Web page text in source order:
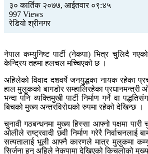
३० कार्तिक २०७७, आईतवार ०९:४५
997 Views
रेडियो श्रीनगर
नेपाल कम्युनिष्ट पार्टी (नेकपा) भित्र चुलिदै
केन्द्रिय तहमा हलचल मच्चिएको छ ।
अहिलेको विवाद दशवर्षे जनयुद्धका नायक रहेका
हाल मुलुकको बागडोर सम्हालिरहेका प्रधानमन्त्री
भन्दा पनि व्यक्तिमुखी पार्टी निर्माण गर्ने वा
बिचको मुख्य अन्तरविरोधको रुपमा रहेको देखिन्छ ।
चुनावी गठबन्धनमा मुख्य हिस्सा आफ्नो पक्षमा पारी
ओलीले राष्ट्रवादी छवी निर्माण गरेरै निर्वाचनलाई
सत्यतालाई भूली आफ्नै कारणले मात्र मुलुकमा
सिर्जना हुनु अहिले नेकपामा देखिएको किचलोको